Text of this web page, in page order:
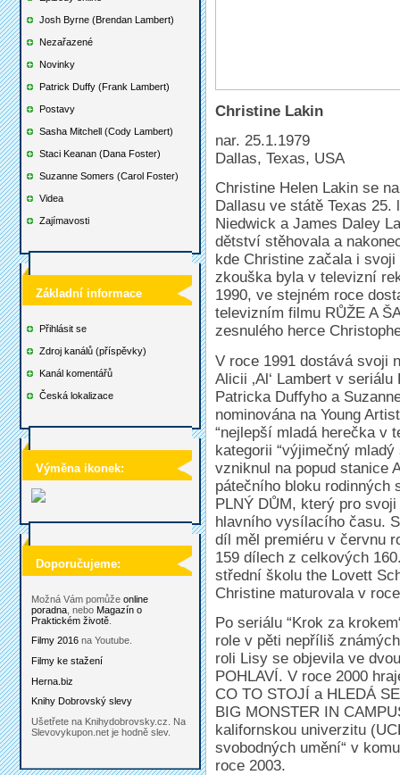
Josh Byrne (Brendan Lambert)
Nezařazené
Novinky
Patrick Duffy (Frank Lambert)
Postavy
Sasha Mitchell (Cody Lambert)
Staci Keanan (Dana Foster)
Suzanne Somers (Carol Foster)
Videa
Zajímavosti
Základní informace
Přihlásit se
Zdroj kanálů (příspěvky)
Kanál komentářů
Česká lokalizace
Výměna ikonek:
Doporučujeme:
Možná Vám pomůže online
poradna , nebo Magazín o
Praktickém životě
Filmy 2016 na Youtube.
Filmy ke stažení
Herna.biz
Knihy Dobrovský slevy
Ušetřete na Knihydobrovsky.cz. Na
Slevovykupon.net je hodně slev.
Christine Lakin
nar. 25.1.1979
Dallas, Texas, USA
Christine Helen Lakin se
Dallasu ve státě Texas
Niedwick a James Daley
dětství stěhovala a
kde Christine začala i
zkouška byla v televizní
1990, ve stejném roce
televizním filmu RŮŽE A
zesnulého herce
V roce 1991 dostává svoji
Alicii ‚Al‘ Lambert v
Patricka Duffyho a
nominována na Young
“nejlepší mladá herečka v
kategorii “výjimečný
vzniknul na popud stanice
pátečního bloku rodinných
PLNÝ DŮM, který pro
hlavního vysílacího času.
díl měl premiéru v červnu
159 dílech z celkových
střední školu the Lovett
Christine maturovala v
Po seriálu “Krok za
role v pěti nepříliš
roli Lisy se objevila ve
POHLAVÍ. V roce 2000
CO TO STOJÍ a HLEDÁ
BIG MONSTER IN
kalifornskou univerzitu
svobodných umění“ v
roce 2003.